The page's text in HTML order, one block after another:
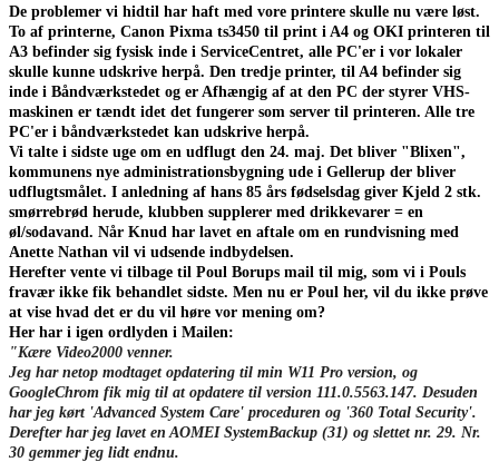
De problemer vi hidtil har haft med vore printere skulle nu være løst.
To af printerne, Canon Pixma ts3450 til print i A4 og OKI printeren til
A3 befinder sig fysisk inde i ServiceCentret, alle PC'er i vor lokaler
skulle kunne udskrive herpå. Den tredje printer, til A4 befinder sig
inde i Båndværkstedet og er Afhængig af at den PC der styrer VHS-
maskinen er tændt idet det fungerer som server til printeren. Alle tre
PC'er i båndværkstedet kan udskrive herpå.
Vi talte i sidste uge om en udflugt den 24. maj. Det bliver "Blixen",
kommunens nye administrationsbygning ude i Gellerup der bliver
udflugtsmålet. I anledning af hans 85 års fødselsdag giver Kjeld 2 stk.
smørrebrød herude, klubben supplerer med drikkevarer = en
øl/sodavand. Når Knud har lavet en aftale om en rundvisning med
Anette Nathan vil vi udsende indbydelsen.
Herefter vente vi tilbage til Poul Borups mail til mig, som vi i Pouls
fravær ikke fik behandlet sidste. Men nu er Poul her, vil du ikke prøve
at vise hvad det er du vil høre vor mening om?
Her har i igen ordlyden i Mailen:
"Kære Video2000 venner.
Jeg har netop modtaget opdatering til min W11 Pro version, og
GoogleChrom fik mig til at opdatere til version 111.0.5563.147. Desuden
har jeg kørt 'Advanced System Care' proceduren og '360 Total Security'.
Derefter har jeg lavet en AOMEI SystemBackup (31) og slettet nr. 29. Nr.
30 gemmer jeg lidt endnu.